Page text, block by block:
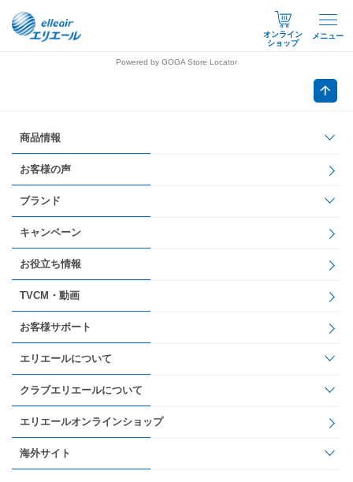
オンライン
ショップ
メニュー
Powered by GOGA Store Locator
商品情報
お客様の声
ブランド
キャンペーン
お役立ち情報
TVCM・動画
お客様サポート
エリエールについて
クラブエリエールについて
エリエールオンラインショップ
海外サイト